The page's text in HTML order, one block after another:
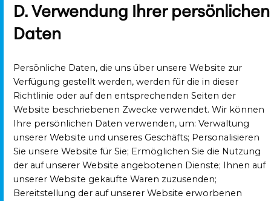
D. Verwendung Ihrer persönlichen
Daten
Persönliche Daten, die uns über unsere Website zur
Verfügung gestellt werden, werden für die in dieser
Richtlinie oder auf den entsprechenden Seiten der
Website beschriebenen Zwecke verwendet. Wir können
Ihre persönlichen Daten verwenden, um: Verwaltung
unserer Website und unseres Geschäfts; Personalisieren
Sie unsere Website für Sie; Ermöglichen Sie die Nutzung
der auf unserer Website angebotenen Dienste; Ihnen auf
unserer Website gekaufte Waren zuzusenden;
Bereitstellung der auf unserer Website erworbenen